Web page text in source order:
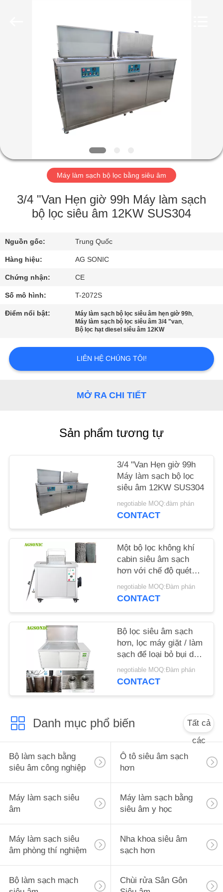
HƯỚNG
VR
CHÚNG
TÔI
THAM
QUAN
KIỂM
LIÊN
CHÚNG
TIN
TỨC
YÊU
CẦU
BÁO
TRANG
PRIVACY
POLICY
Máy làm sạch bộ lọc bằng siêu âm
3/4 "Van Hẹn giờ 99h Máy làm sạch
bộ lọc siêu âm 12KW SUS304
Nguồn gốc: Trung Quốc
Hàng hiệu: AG SONIC
Chứng nhận: CE
Số mô hình: T-2072S
Điểm nổi bật: Máy làm sạch bộ lọc siêu âm hẹn giờ 99h,
Máy làm sạch bộ lọc siêu âm 3/4 "van,
Bộ lọc hạt diesel siêu âm 12KW
LIÊN HỆ CHÚNG TÔI!
MỞ RA CHI TIẾT
Sản phẩm tương tự
3/4 "Van Hẹn giờ 99h
Máy làm sạch bộ lọc
siêu âm 12KW SUS304
negotiable MOQ:đàm phán
CONTACT
Một bộ lọc không khí
cabin siêu âm sạch
hơn với chế độ quét
tần số
negotiable MOQ:Đàm phán
CONTACT
Bộ lọc siêu âm sạch
hơn, lọc máy giặt / làm
sạch để loại bỏ bụi dầu
gỉ carbon bụi bẩn
negotiable MOQ:Đàm phán
CONTACT
Danh mục phổ biến
Tất cả
các
Bộ làm sạch bằng
siêu âm công nghiệp
Ô tô siêu âm sạch
hơn
Máy làm sạch siêu
âm
Máy làm sạch bằng
siêu âm y học
Máy làm sạch siêu
âm phòng thí nghiệm
Nha khoa siêu âm
sạch hơn
Bộ làm sạch mạch
Chùi rửa Sân Gôn